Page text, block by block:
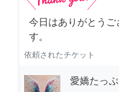
今日はありがとう
す。
依頼されたチケット
愛嬌たっ